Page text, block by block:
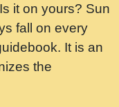
-Swami
Shyam
it on yours? Sun
fall on every
It is an
the